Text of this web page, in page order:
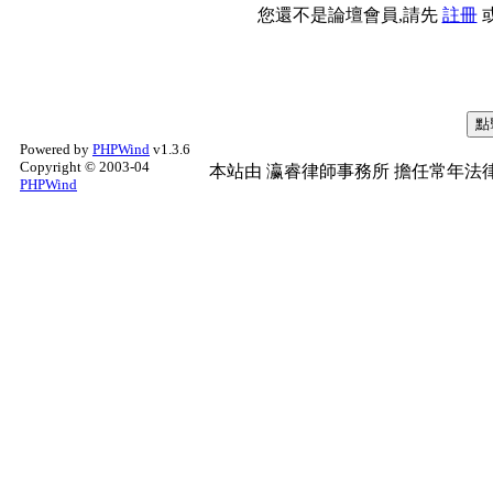
您還不是論壇會員,請先 註冊
Powered by PHPWind v1.3.6
Copyright © 2003-04
PHPWind
本站由 瀛睿律師事務所 擔任常年法